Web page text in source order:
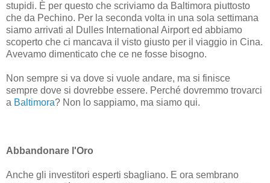
stupidi. È per questo che scriviamo da Baltimora piuttosto
che da Pechino. Per la seconda volta in una sola settimana
siamo arrivati ​​al Dulles International Airport ed abbiamo
scoperto che ci mancava il visto giusto per il viaggio in Cina.
Avevamo dimenticato che ce ne fosse bisogno.
Non sempre si va dove si vuole andare, ma si finisce
sempre dove si dovrebbe essere. Perché dovremmo trovarci
a Baltimora? Non lo sappiamo, ma siamo qui.
Abbandonare l'Oro
Anche gli investitori esperti sbagliano. E ora sembrano